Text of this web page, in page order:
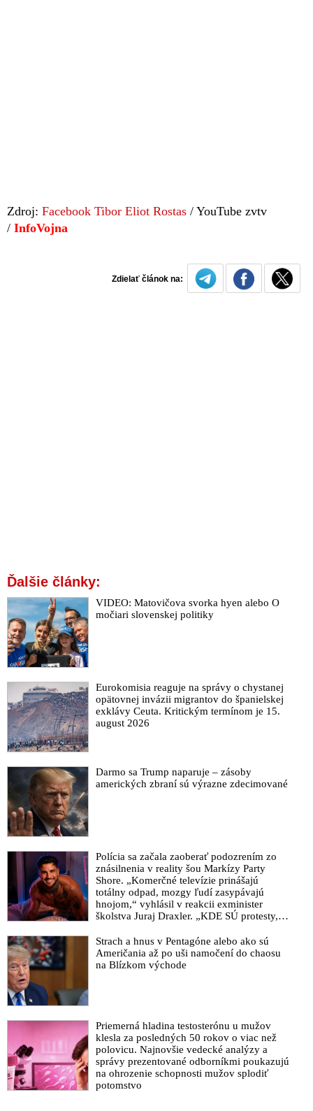
Zdroj: Facebook Tibor Eliot Rostas / YouTube zvtv
/ InfoVojna
Zdielať článok na:
Ďalšie články:
VIDEO: Matovičova svorka hyen alebo O
močiari slovenskej politiky
Eurokomisia reaguje na správy o chystanej
opätovnej invázii migrantov do španielskej
exklávy Ceuta. Kritickým termínom je 15.
august 2026
Darmo sa Trump naparuje – zásoby
amerických zbraní sú výrazne zdecimované
Polícia sa začala zaoberať podozrením zo
znásilnenia v reality šou Markízy Party
Shore. „Komerčné televízie prinášajú
totálny odpad, mozgy ľudí zasypávajú
hnojom,“ vyhlásil v reakcii exminister
školstva Juraj Draxler. „KDE SÚ protesty,
pracovníkov?“ spýtal sa
Strach a hnus v Pentagóne alebo ako sú
Američania až po uši namočení do chaosu
na Blízkom východe
Priemerná hladina testosterónu u mužov
klesla za posledných 50 rokov o viac než
polovicu. Najnovšie vedecké analýzy a
správy prezentované odborníkmi poukazujú
na ohrozenie schopnosti mužov splodiť
potomstvo